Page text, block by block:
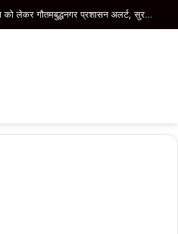
Stray Dogs: ग्रेटर नोएडा में स्ट्रे डॉग विवाद सुलझाने की नई पहल, हर गुरुवार तय होंगे डॉग फीडिंग प्वाइंट